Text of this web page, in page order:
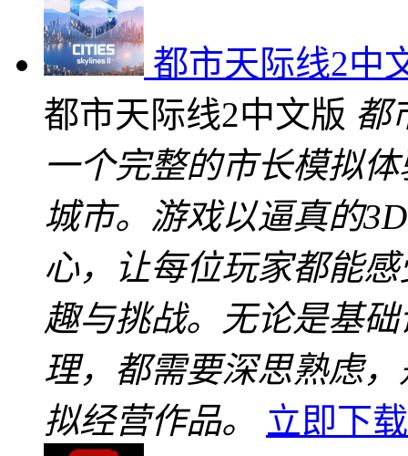
都市天际线2中
都市天际线2中文版 都
一个完整的市长模拟
城市。游戏以逼真的
心，让每位玩家都能
趣与挑战。无论是基
理，都需要深思熟虑
拟经营作品。
立即下载